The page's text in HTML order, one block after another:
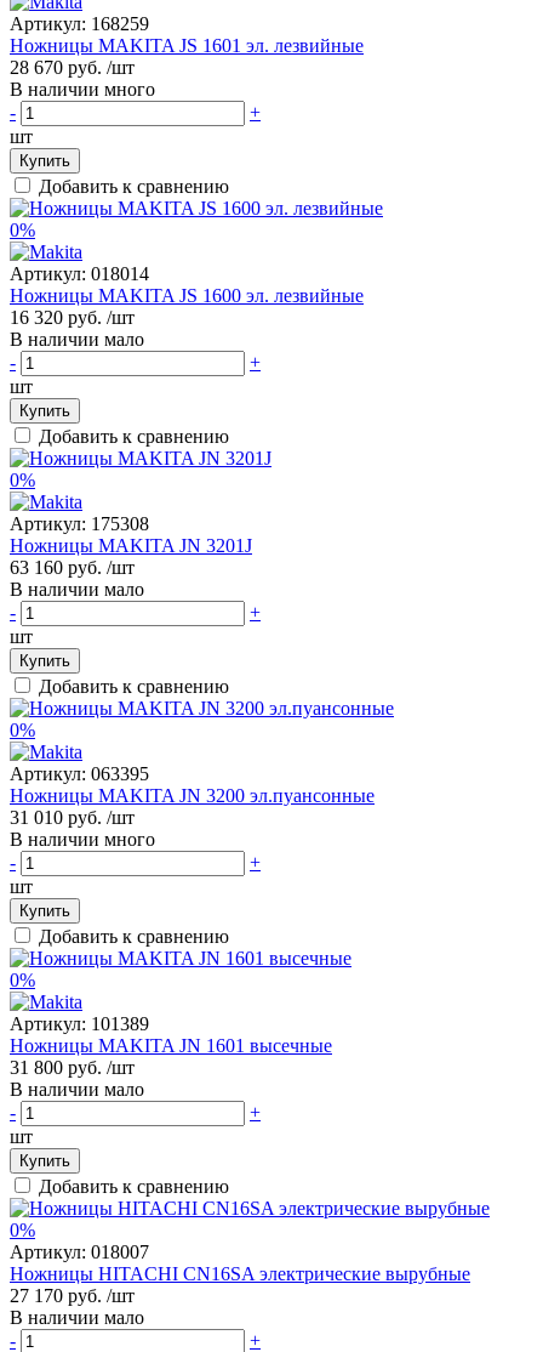
Артикул: 168259
Ножницы MAKITA JS 1601 эл. лезвийные
28 670 руб. /шт
В наличии много
-
+
шт
Купить
Добавить к сравнению
0%
Артикул: 018014
Ножницы MAKITA JS 1600 эл. лезвийные
16 320 руб. /шт
В наличии мало
-
+
шт
Купить
Добавить к сравнению
0%
Артикул: 175308
Ножницы MAKITA JN 3201J
63 160 руб. /шт
В наличии мало
-
+
шт
Купить
Добавить к сравнению
0%
Артикул: 063395
Ножницы MAKITA JN 3200 эл.пуансонные
31 010 руб. /шт
В наличии много
-
+
шт
Купить
Добавить к сравнению
0%
Артикул: 101389
Ножницы MAKITA JN 1601 высечные
31 800 руб. /шт
В наличии мало
-
+
шт
Купить
Добавить к сравнению
0%
Артикул: 018007
Ножницы HITACHI CN16SA электрические вырубные
27 170 руб. /шт
В наличии мало
-
+